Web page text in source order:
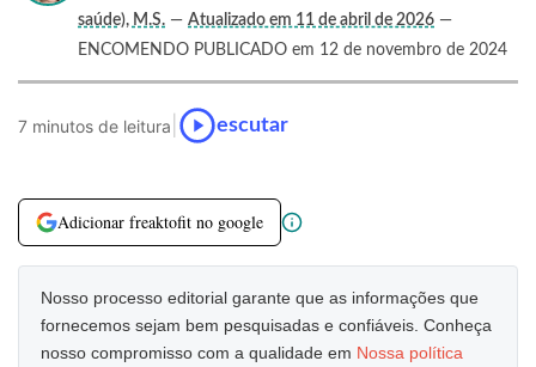
saúde), M.S. — Atualizado em 11 de abril de 2026 —
ENCOMENDO PUBLICADO em 12 de novembro de 2024
7 minutos de leitura escutar
Adicionar freaktofit no google
Nosso processo editorial garante que as informações que
fornecemos sejam bem pesquisadas e confiáveis. Conheça
nosso compromisso com a qualidade em Nossa política